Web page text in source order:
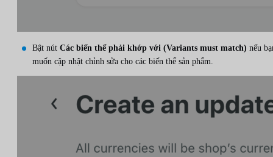
Bật nút Các biến thể phải khớp với (Variants must match) nếu
muốn cập nhật chỉnh sửa cho các biến thể sản phẩm.